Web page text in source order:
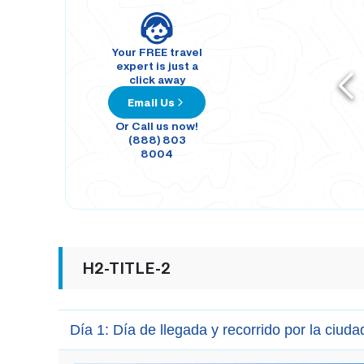
Your FREE travel
expert is just a
click away
Email Us
Or Call us now!
(888) 803
8004
H2-TITLE-2
Día 1: Día de llegada y recorrido por la